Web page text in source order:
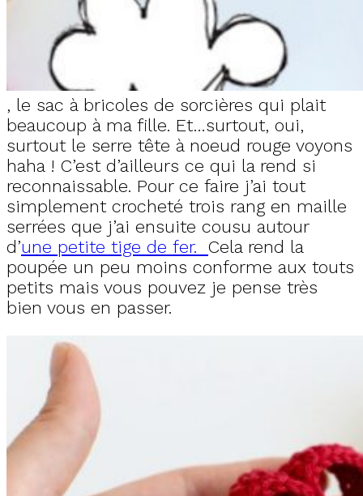
, le sac à bricoles de sorcières qui plait
beaucoup à ma fille. Et…surtout, oui,
surtout le serre tête à noeud rouge voyons
haha ! C’est d’ailleurs ce qui la rend si
reconnaissable. Pour ce faire j’ai tout
simplement crocheté trois rang en maille
serrées que j’ai ensuite cousu autour
d’une petite tige de fer. Cela rend la
poupée un peu moins conforme aux touts
petits mais vous pouvez je pense très
bien vous en passer.